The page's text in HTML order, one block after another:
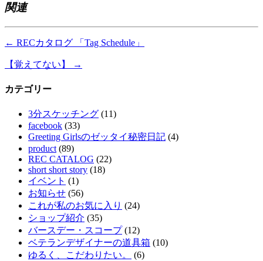
関連
← RECカタログ 「Tag Schedule」
【覚えてない】 →
カテゴリー
3分スケッチング (11)
facebook (33)
Greeting Girlsのゼッタイ秘密日記 (4)
product (89)
REC CATALOG (22)
short short story (18)
イベント (1)
お知らせ (56)
これが私のお気に入り (24)
ショップ紹介 (35)
バースデー・スコープ(12)
ベテランデザイナーの道具箱 (10)
ゆるく、こだわりたい。
(6)